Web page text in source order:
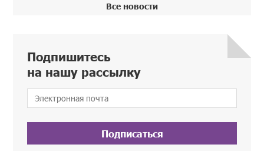
Все новости
Подпишитесь
на нашу рассылку
Подписаться